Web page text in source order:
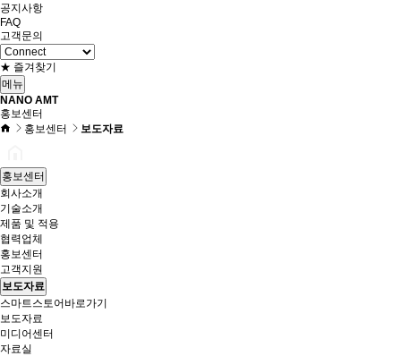
공지사항
FAQ
고객문의
★ 즐겨찾기
메뉴
NANO AMT
홍보센터
홍보센터
보도자료
홍보센터
회사소개
기술소개
제품 및 적용
협력업체
홍보센터
고객지원
보도자료
스마트스토어바로가기
보도자료
미디어센터
자료실